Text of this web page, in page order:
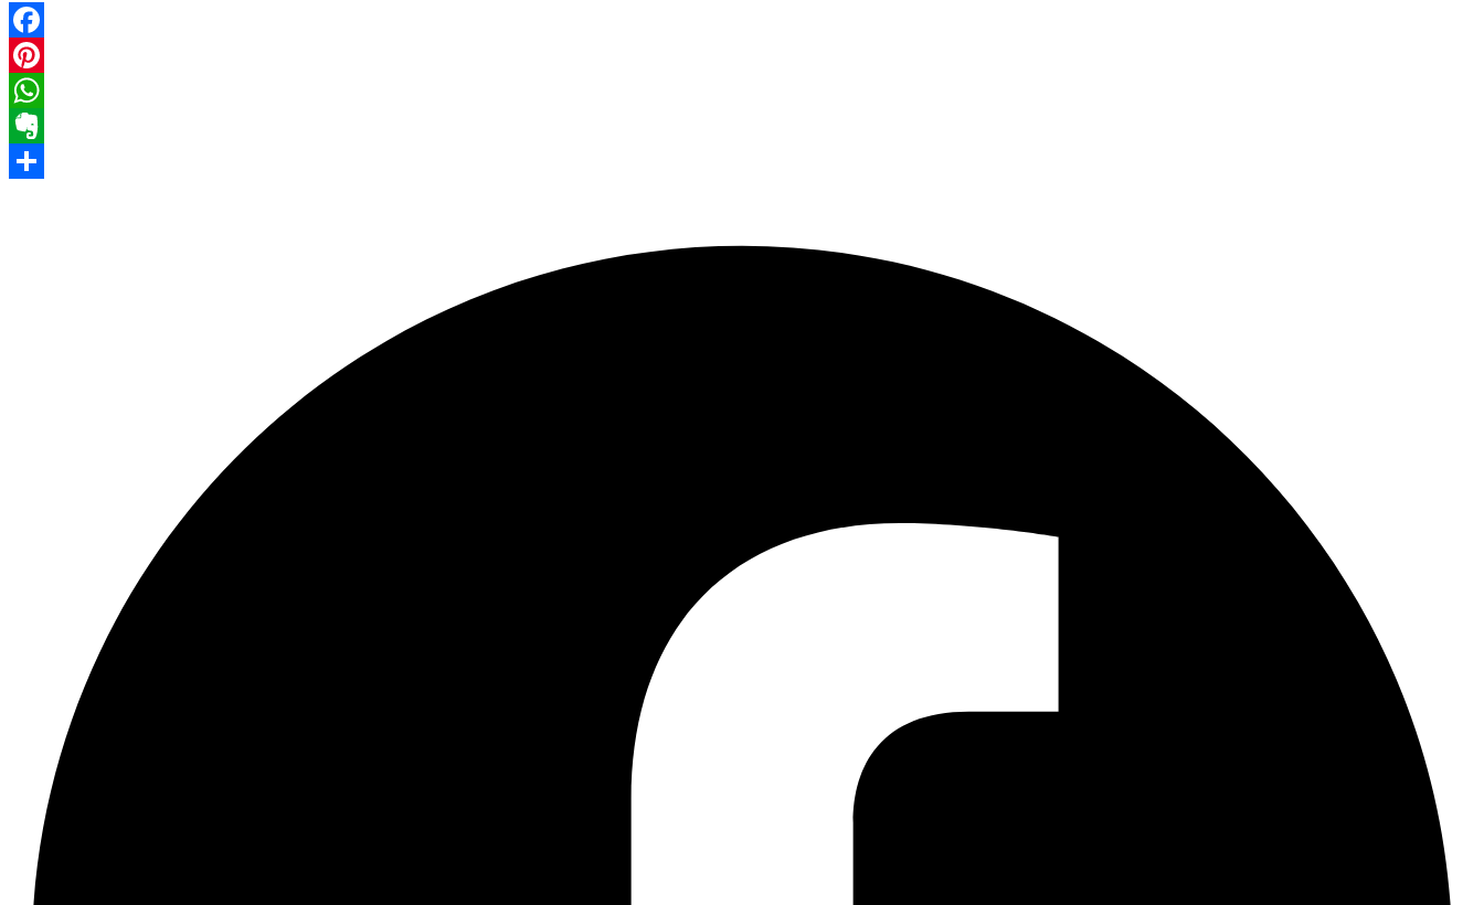
Facebook
Pinterest
WhatsApp
Evernote